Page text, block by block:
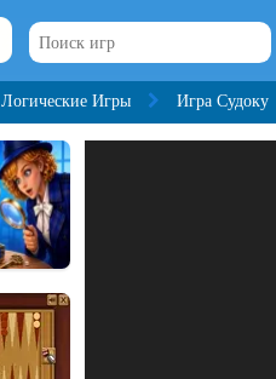
Логические Игры Игра Судоку